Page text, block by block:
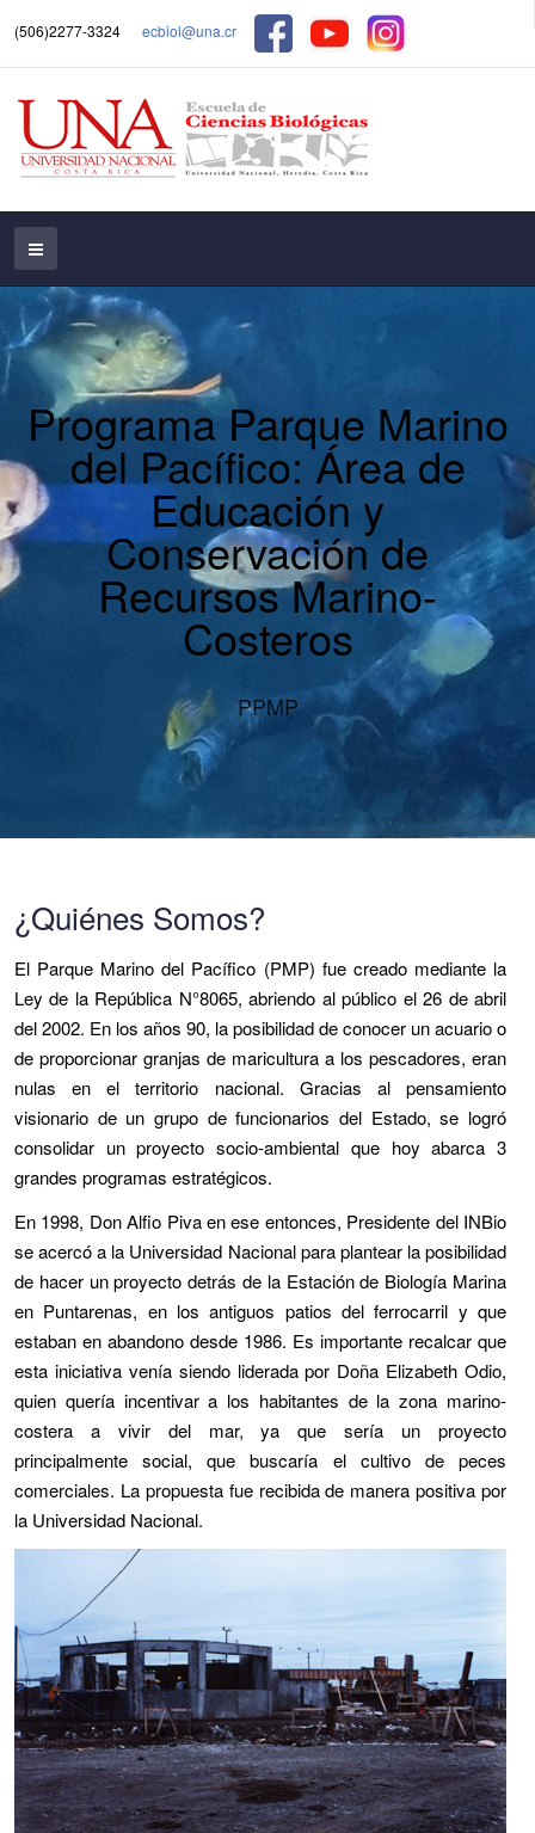
(506)2277-3324 ecbiol@una.cr
Programa Parque Marino
del Pacífico: Área de
Educación y
Conservación de
Recursos Marino-
Costeros
PPMP
¿Quiénes Somos?
El Parque Marino del Pacífico (PMP) fue creado mediante la
Ley de la República N°8065, abriendo al público el 26 de abril
del 2002. En los años 90, la posibilidad de conocer un acuario o
de proporcionar granjas de maricultura a los pescadores, eran
nulas en el territorio nacional. Gracias al pensamiento
visionario de un grupo de funcionarios del Estado, se logró
consolidar un proyecto socio-ambiental que hoy abarca 3
grandes programas estratégicos.
En 1998, Don Alfio Piva en ese entonces, Presidente del INBio
se acercó a la Universidad Nacional para plantear la posibilidad
de hacer un proyecto detrás de la Estación de Biología Marina
en Puntarenas, en los antiguos patios del ferrocarril y que
estaban en abandono desde 1986. Es importante recalcar que
esta iniciativa venía siendo liderada por Doña Elizabeth Odio,
quien quería incentivar a los habitantes de la zona marino-
costera a vivir del mar, ya que sería un proyecto
principalmente social, que buscaría el cultivo de peces
comerciales. La propuesta fue recibida de manera positiva por
la Universidad Nacional.